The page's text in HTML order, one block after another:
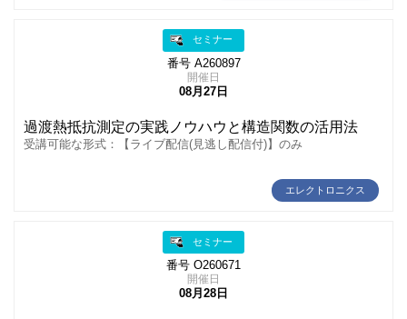
セミナー
番号 A260897
開催日
08月27日
過渡熱抵抗測定の実践ノウハウと構造関数の活用法
受講可能な形式：【ライブ配信(見逃し配信付)】のみ
エレクトロニクス
セミナー
番号 O260671
開催日
08月28日